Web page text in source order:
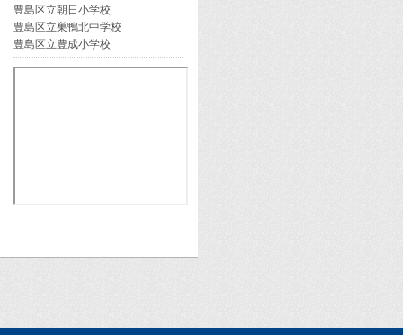
豊島区立朝日小学校
豊島区立巣鴨北中学校
豊島区立豊成小学校